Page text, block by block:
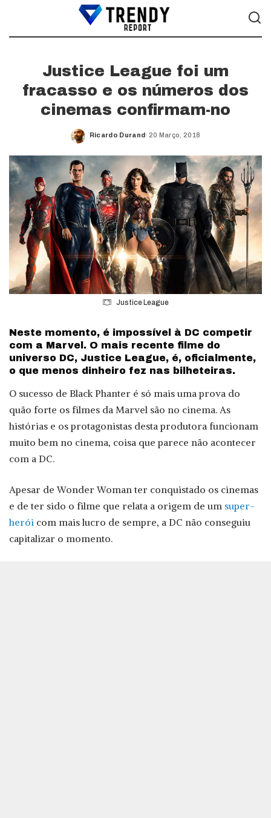
Justice League foi um
fracasso e os números dos
cinemas confirmam-no
Posted
Ricardo Durand 20 Março, 2018
Justice League
Neste momento, é impossível à DC competir
com a Marvel. O mais recente filme do
universo DC, Justice League, é, oficialmente,
o que menos dinheiro fez nas bilheteiras.
O sucesso de Black Phanter é só mais uma prova do
quão forte os filmes da Marvel são no cinema. As
histórias e os protagonistas desta produtora funcionam
muito bem no cinema, coisa que parece não acontecer
com a DC.
Apesar de Wonder Woman ter conquistado os cinemas
e de ter sido o filme que relata a origem de um super-
herói com mais lucro de sempre, a DC não conseguiu
capitalizar o momento.